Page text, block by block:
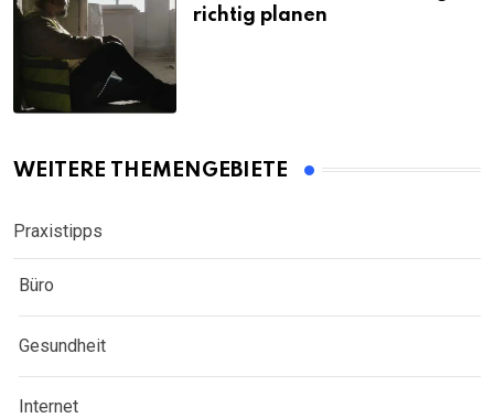
richtig planen
WEITERE THEMENGEBIETE
Praxistipps
Büro
Gesundheit
Internet